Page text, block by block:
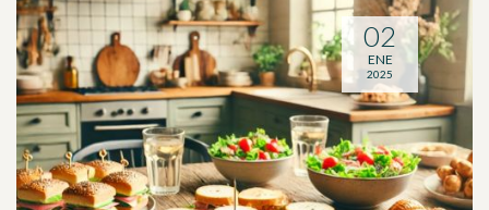
02
ENE
2025